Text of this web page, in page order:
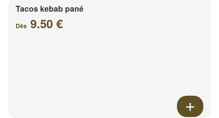
Tacos kebab pané
Dès 9.50 €